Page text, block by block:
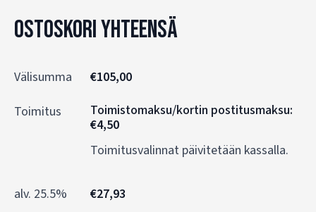
(kortti
oltava
voimassa) -
Ostoskori yhteensä
Välisumma €105,00
Toimitus
Toimistomaksu/kortin postitusmaksu:
€4,50
Toimitusvalinnat päivitetään kassalla.
alv. 25.5% €27,93